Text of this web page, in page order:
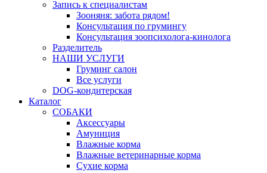
Запись к специалистам
Зооняня: забота рядом!
Консультация по грумингу
Консультация зоопсихолога-кинолога
Pазделитель
НАШИ УСЛУГИ
Груминг салон
Все услуги
DOG-кондитерская
Каталог
СОБАКИ
Аксессуары
Амуниция
Влажные корма
Влажные ветеринарные корма
Сухие корма